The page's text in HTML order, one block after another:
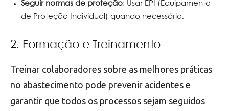
Seguir normas de proteção: Usar EPI (Equipamento
de Proteção Individual) quando necessário.
2. Formação e Treinamento
Treinar colaboradores sobre as melhores práticas
no abastecimento pode prevenir acidentes e
garantir que todos os processos sejam seguidos